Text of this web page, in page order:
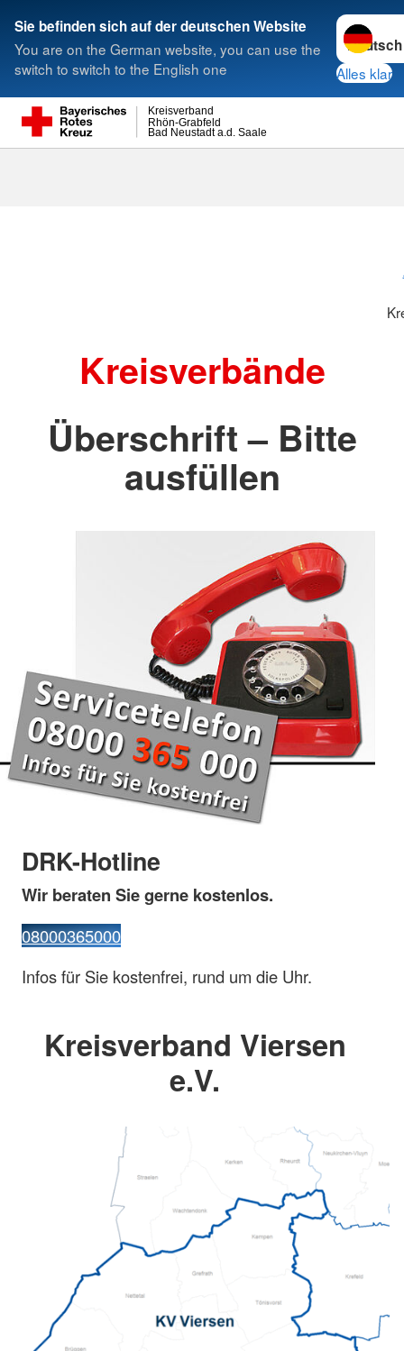
Sie befinden sich auf der deutschen Website
You are on the German website, you can use the
switch to switch to the English one
Sprache
Alles klar
Bad Neustadt a.d. Saale
Rhön-Grabfeld
Kreisverband
Suche
Kreisverbände
Überschrift – Bitte
ausfüllen
DRK-Hotline
Wir beraten Sie gerne kostenlos.
08000365000
Infos für Sie kostenfrei, rund um die Uhr.
Kreisverband Viersen
e.V.